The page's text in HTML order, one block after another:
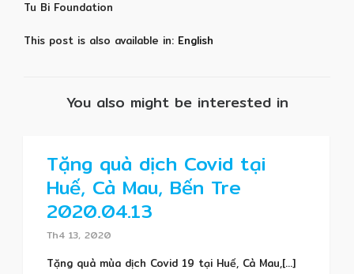
Tu Bi Foundation
This post is also available in: English
You also might be interested in
Tặng quà dịch Covid tại
Huế, Cà Mau, Bến Tre
2020.04.13
Th4 13, 2020
Tặng quà mùa dịch Covid 19 tại Huế, Cà Mau,[...]